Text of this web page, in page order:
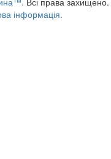
інформація.